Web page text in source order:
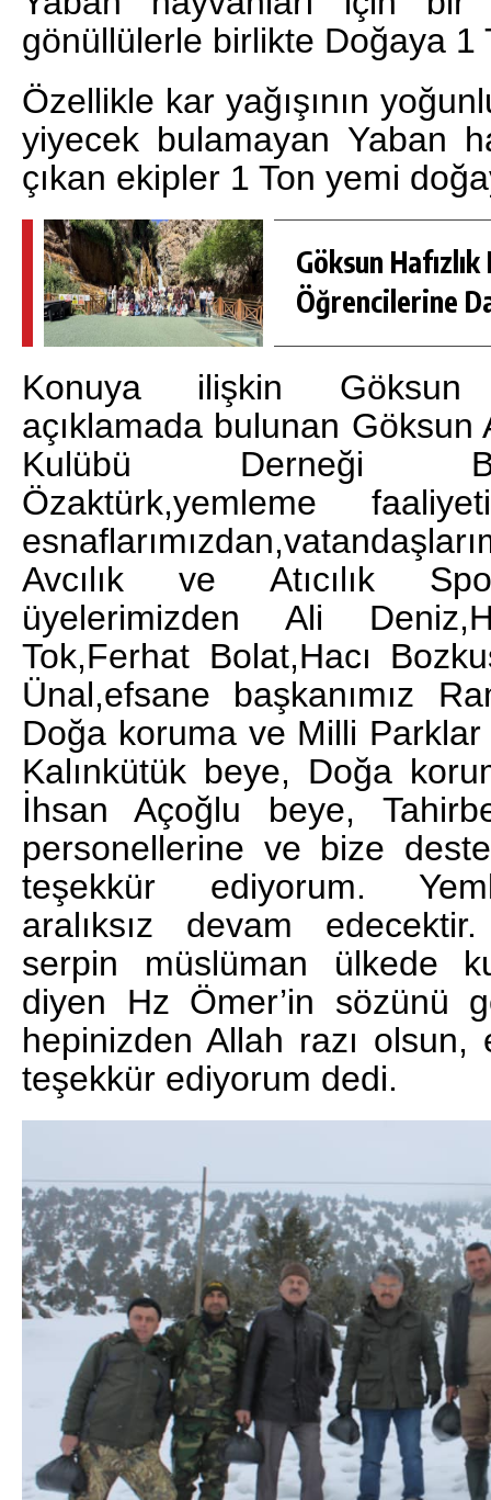
gönüllülerle birlikte Doğaya 1
Özellikle kar yağışının
yiyecek bulamayan Yaban
çıkan ekipler 1 Ton yemi
Göksun Hafızlık
Öğrencilerine
Konuya ilişkin Göksun
açıklamada bulunan Göksun
Kulübü Derneği
Özaktürk,yemleme
Avcılık ve Atıcılık
üyelerimizden Ali
Tok,Ferhat Bolat,Hacı
Ünal,efsane başkanımız
Doğa koruma ve Milli
Kalınkütük beye, Doğa
İhsan Açoğlu beye,
personellerine ve bize
teşekkür ediyorum.
aralıksız devam
serpin müslüman ülkede
diyen Hz Ömer’in sözünü
hepinizden Allah razı
teşekkür ediyorum dedi.